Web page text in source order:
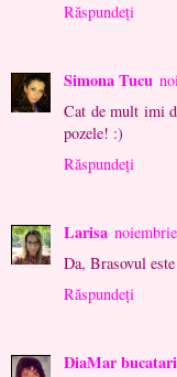
Răspundeți
Simona Tucu
Cat de mult imi
pozele! :)
Răspundeți
Larisa
Da, Brasovul
Răspundeți
DiaMar